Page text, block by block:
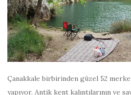
Çanakkale birbirinden güzel 52
yapıyor. Antik kent kalıntılarının ve